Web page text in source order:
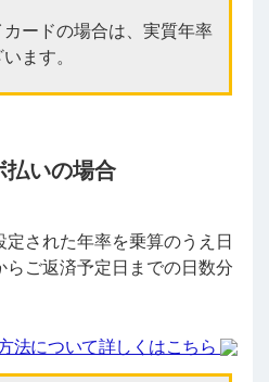
ードの場合は、実質年率
ます。
払いの場合
された年率を乗算のうえ日
らご返済予定日までの日数分
法について詳しくはこちら